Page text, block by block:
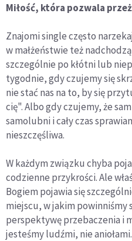
Miłość, która pozwala
Znajomi single często
w małżeństwie też
szczególnie po kłótni lub
tygodnie, gdy czujemy się
nie stać nas na to, by się
cię". Albo gdy czujemy, że
samolubni i cały czas
nieszczęśliwa.
W każdym związku chyba
codzienne przykrości. Ale
Bogiem pojawia się
miejscu, w jakim powinniśmy
perspektywę przebaczenia i
jesteśmy ludźmi, nie